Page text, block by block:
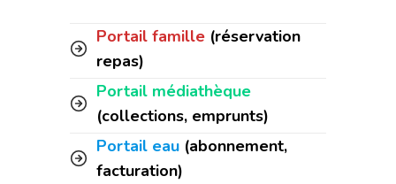
Portail famille (réservation
repas)
Portail médiathèque
(collections, emprunts)
Portail eau (abonnement,
facturation)